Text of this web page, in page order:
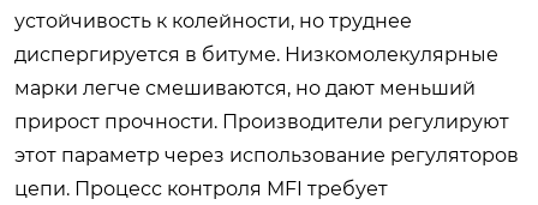
устойчивость к колейности, но труднее
диспергируется в битуме. Низкомолекулярные
марки легче смешиваются, но дают меньший
прирост прочности. Производители регулируют
этот параметр через использование регуляторов
цепи. Процесс контроля MFI требует